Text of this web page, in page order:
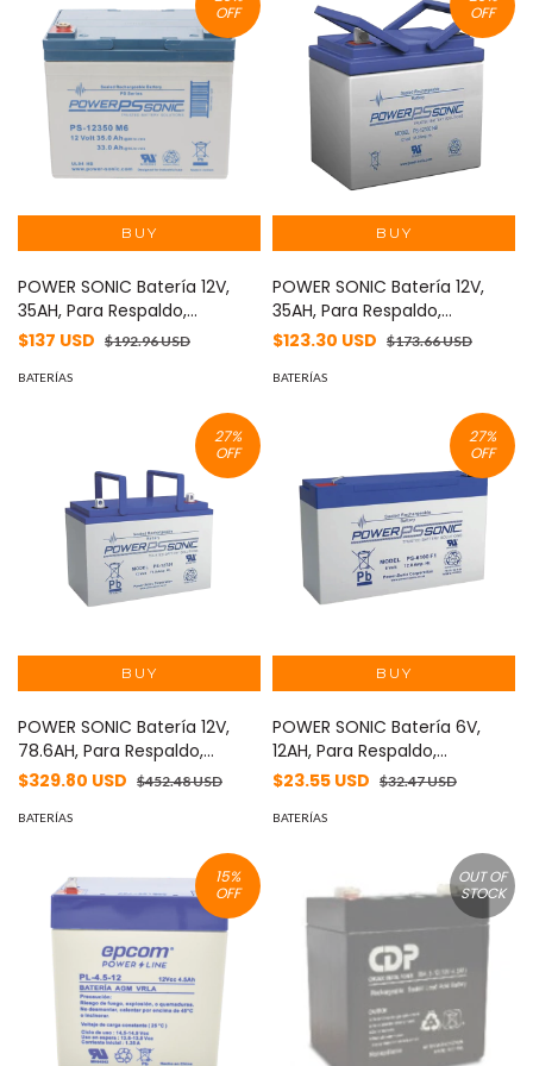
OFF
POWER SONIC Batería 12V,
35AH, Para Respaldo,
Tecnologías AGM/VRLA, 5
M6, Reconocida UL MOD: PS-
$137 USD $192.96 USD
BATERÍAS
OFF
POWER SONIC Batería 12V,
35AH, Para Respaldo,
Tecnologías AGM/VRLA, 5
Reconocida UL MOD: PS-
$123.30 USD $173.66 USD
BATERÍAS
27%
OFF
POWER SONIC Batería 12V,
78.6AH, Para Respaldo,
Tecnologías AGM/VRLA, 10-12
Reconocida UL MOD: PS-
$329.80 USD $452.48 USD
BATERÍAS
27%
OFF
POWER SONIC Batería 6V,
12AH, Para Respaldo,
Tecnologías AGM/VRLA, 5
Reconocida UL MOD: PS-
$23.55 USD $32.47 USD
BATERÍAS
15%
OFF
OUT OF
STOCK